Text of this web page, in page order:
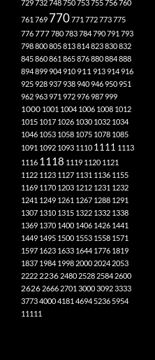
729732748750753755756760
761 769 770771 772773775
776777780783784790791 793
798800805813814823830832
845860861 865876880884888
894899904910 911 913914916
925928937938940946950951
962963971 972976987999
1000 1001 1004 1006 1008 1012
1015 1017 1026 1030 1032 1034
1046 1053 1058 1075 1078 1085
1091 1092 1093 1110 1111 1113
1116 1118 1119 1120 1121
1122 1123 1127 1131 1136 1155
1169 1170 1203 1212 1231 1232
1241 1249 1261 1267 1288 1291
1307 1310 1315 1322 1332 1338
1369 1370 1400 1406 1426 1441
1449 1495 1500 1553 1558 1571
1597 1623 1633 1644 1776 1819
1837 1984 1998 2000 2024 2053
2222 2236 2480 2528 2584 2600
2626 2666 2701 300030923333
377340004181 4694 5236 5954
11111